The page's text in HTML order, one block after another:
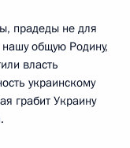
прадеды не для
общую Родину,
власть
украинскому
грабит Украину